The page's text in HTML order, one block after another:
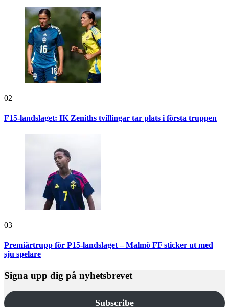
02
F15-landslaget: IK Zeniths tvillingar tar plats i första truppen
03
Premiärtrupp för P15-landslaget – Malmö FF sticker ut med
sju spelare
Signa upp dig på nyhetsbrevet
Subscribe